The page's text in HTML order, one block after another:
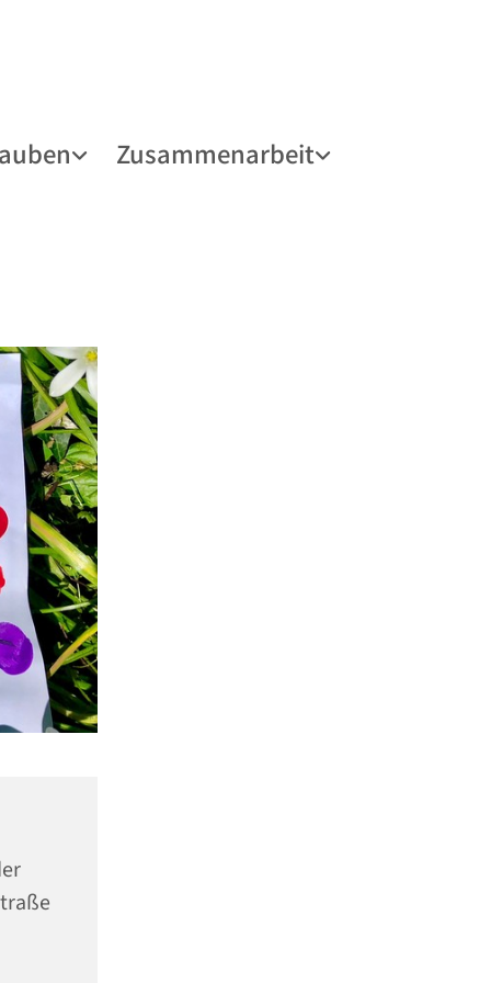
Zusammenarbeit